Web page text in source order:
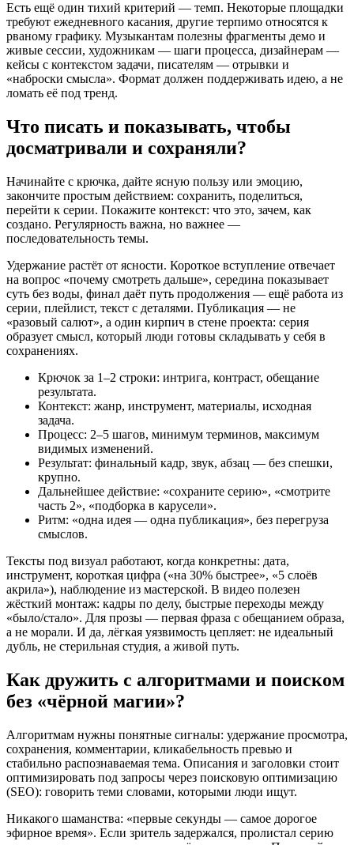
Есть ещё один тихий критерий — темп. Некоторые площадки
требуют ежедневного касания, другие терпимо относятся к
рваному графику. Музыкантам полезны фрагменты демо и
живые сессии, художникам — шаги процесса, дизайнерам —
кейсы с контекстом задачи, писателям — отрывки и
«наброски смысла». Формат должен поддерживать идею, а не
ломать её под тренд.
Что писать и показывать, чтобы
досматривали и сохраняли?
Начинайте с крючка, дайте ясную пользу или эмоцию,
закончите простым действием: сохранить, поделиться,
перейти к серии. Покажите контекст: что это, зачем, как
создано. Регулярность важна, но важнее —
последовательность темы.
Удержание растёт от ясности. Короткое вступление отвечает
на вопрос «почему смотреть дальше», середина показывает
суть без воды, финал даёт путь продолжения — ещё работа из
серии, плейлист, текст с деталями. Публикация — не
«разовый салют», а один кирпич в стене проекта: серия
образует смысл, который люди готовы складывать у себя в
сохранениях.
Крючок за 1–2 строки: интрига, контраст, обещание
результата.
Контекст: жанр, инструмент, материалы, исходная
задача.
Процесс: 2–5 шагов, минимум терминов, максимум
видимых изменений.
Результат: финальный кадр, звук, абзац — без спешки,
крупно.
Дальнейшее действие: «сохраните серию», «смотрите
часть 2», «подборка в карусели».
Ритм: «одна идея — одна публикация», без перегруза
смыслов.
Тексты под визуал работают, когда конкретны: дата,
инструмент, короткая цифра («на 30% быстрее», «5 слоёв
акрила»), наблюдение из мастерской. В видео полезен
жёсткий монтаж: кадры по делу, быстрые переходы между
«было/стало». Для прозы — первая фраза с обещанием образа,
а не морали. И да, лёгкая уязвимость цепляет: не идеальный
дубль, не стерильная студия, а живой путь.
Как дружить с алгоритмами и поиском
без «чёрной магии»?
Алгоритмам нужны понятные сигналы: удержание просмотра,
сохранения, комментарии, кликабельность превью и
стабильно распознаваемая тема. Описания и заголовки стоит
оптимизировать под запросы через поисковую оптимизацию
(SEO): говорить теми словами, которыми люди ищут.
Никакого шаманства: «первые секунды — самое дорогое
эфирное время». Если зритель задержался, пролистал серию